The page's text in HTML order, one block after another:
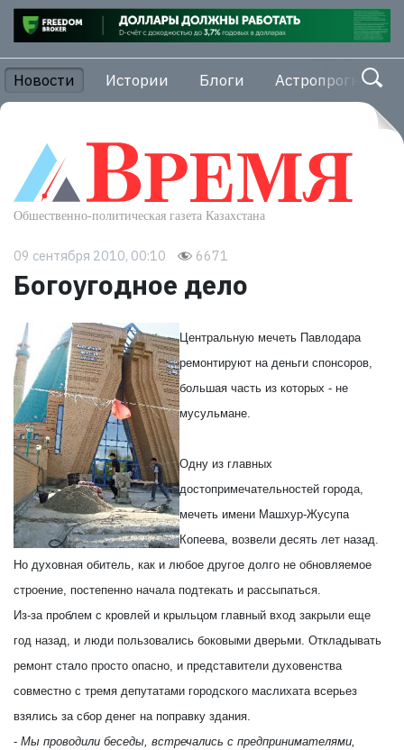
Новости Истории Блоги Астропрогноз
09 сентября 2010, 00:10 6671
Богоугодное дело
Центральную мечеть Павлодара
ремонтируют на деньги спонсоров,
большая часть из которых - не
мусульмане.
Одну из главных
достопримечательностей города,
мечеть имени Машхур-Жусупа
Копеева, возвели десять лет назад.
Но духовная обитель, как и любое другое долго не обновляемое
строение, постепенно начала подтекать и рассыпаться.
Из-за проблем с кровлей и крыльцом главный вход закрыли еще
год назад, и люди пользовались боковыми дверьми. Откладывать
ремонт стало просто опасно, и представители духовенства
совместно с тремя депутатами городского маслихата всерьез
взялись за сбор денег на поправку здания.
- Мы проводили беседы, встречались с предпринимателями,